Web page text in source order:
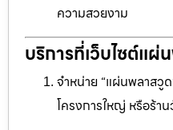
ความสวยงาม
บริการที่เว็บไซต์แ
จำหน่าย “แผ่นพลาสวู
โครงการใหญ่ หรือร้า